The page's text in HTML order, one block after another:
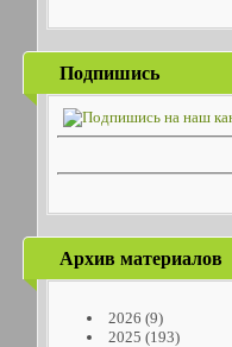
Подпишись
Архив материалов
2026 (9)
2025 (193)